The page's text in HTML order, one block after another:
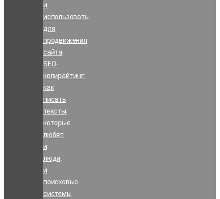
и
использовать
для
продвижения
сайта
SEO-
копирайтинг:
как
писать
тексты,
которые
любят
и
люди,
и
поисковые
системы